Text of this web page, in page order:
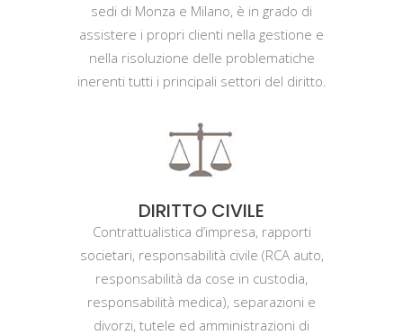
sedi di Monza e Milano, è in grado di
assistere i propri clienti nella gestione e
nella risoluzione delle problematiche
inerenti tutti i principali settori del diritto.
DIRITTO CIVILE
Contrattualistica d’impresa, rapporti
societari, responsabilità civile (RCA auto,
responsabilità da cose in custodia,
responsabilità medica), separazioni e
divorzi, tutele ed amministrazioni di